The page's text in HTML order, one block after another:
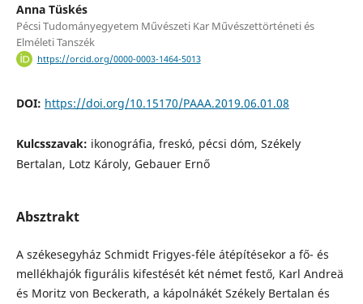
Anna Tüskés
Pécsi Tudományegyetem Művészeti Kar Művészettörténeti és
Elméleti Tanszék
https://orcid.org/0000-0003-1464-5013
DOI: https://doi.org/10.15170/PAAA.2019.06.01.08
Kulcsszavak: ikonográfia, freskó, pécsi dóm, Székely
Bertalan, Lotz Károly, Gebauer Ernő
Absztrakt
A székesegyház Schmidt Frigyes-féle átépítésekor a fő- és
mellékhajók figurális kifestését két német festő, Karl Andreä
és Moritz von Beckerath, a kápolnákét Székely Bertalan és